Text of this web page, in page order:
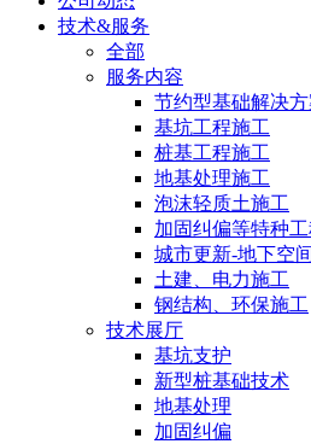
技术&服务
全部
服务内容
节约型基础解决方
基坑工程施工
桩基工程施工
地基处理施工
泡沫轻质土施工
加固纠偏等特种
城市更新-地下空
土建、电力施工
钢结构、环保施工
技术展厅
基坑支护
新型桩基础技术
地基处理
加固纠偏